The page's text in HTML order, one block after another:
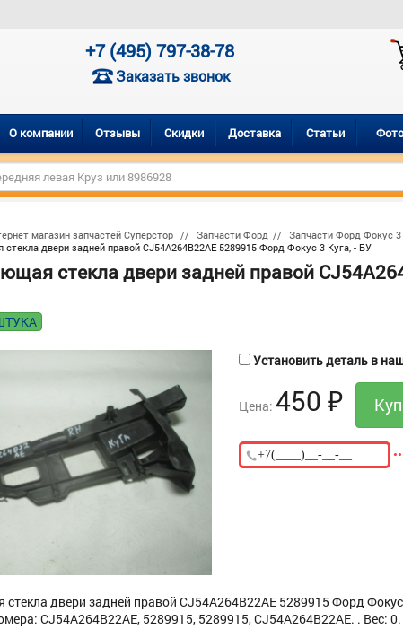
+7 (495) 797-38-78
Заказать звонок
О компании Отзывы Скидки Доставка Статьи Фото
магазин запчастей Суперстор Запчасти Форд
Запчасти Форд Фокус 3
двери задней правой CJ54A264B22AE 5289915 Форд Фокус 3 Куга, - БУ
стекла двери задней правой
Установить деталь в
Цена:450₽
двери задней правой CJ54A264B22AE 5289915 Форд
CJ54A264B22AE, 5289915, 5289915, CJ54A264B22AE. . Вес: 0.